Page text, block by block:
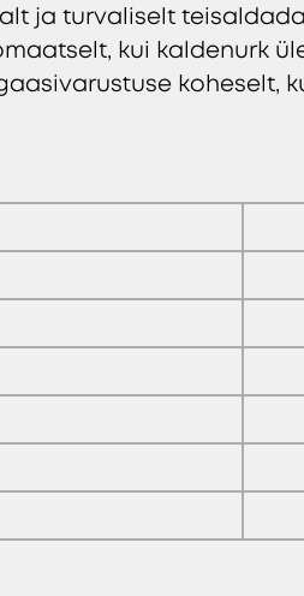
ja turvaliselt
kui kaldenurk
koheselt,